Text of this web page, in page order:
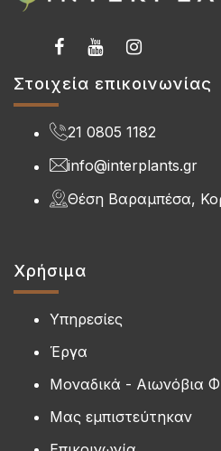
Χρήσιμα
Υπηρεσίες
Έργα
Μοναδικά - Αιωνόβια
Μας εμπιστεύτηκαν
Στοιχεία επικοινωνίας
21 0805 1182
info@interplants.gr
Θέση Βαραμπέσα,